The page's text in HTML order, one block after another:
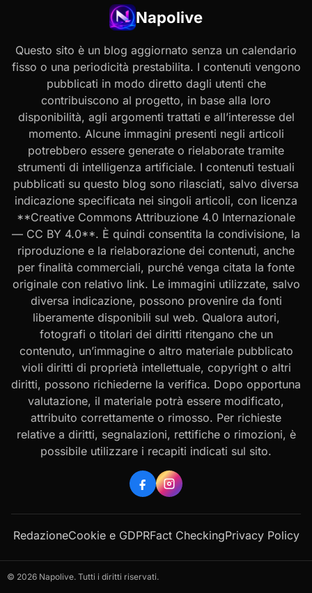
Napolive
Questo sito è un blog aggiornato senza un calendario
fisso o una periodicità prestabilita. I contenuti vengono
pubblicati in modo diretto dagli utenti che
contribuiscono al progetto, in base alla loro
disponibilità, agli argomenti trattati e all’interesse del
momento. Alcune immagini presenti negli articoli
potrebbero essere generate o rielaborate tramite
strumenti di intelligenza artificiale. I contenuti testuali
pubblicati su questo blog sono rilasciati, salvo diversa
indicazione specificata nei singoli articoli, con licenza
**Creative Commons Attribuzione 4.0 Internazionale
— CC BY 4.0**. È quindi consentita la condivisione, la
riproduzione e la rielaborazione dei contenuti, anche
per finalità commerciali, purché venga citata la fonte
originale con relativo link. Le immagini utilizzate, salvo
diversa indicazione, possono provenire da fonti
liberamente disponibili sul web. Qualora autori,
fotografi o titolari dei diritti ritengano che un
contenuto, un’immagine o altro materiale pubblicato
violi diritti di proprietà intellettuale, copyright o altri
diritti, possono richiederne la verifica. Dopo opportuna
valutazione, il materiale potrà essere modificato,
attribuito correttamente o rimosso. Per richieste
relative a diritti, segnalazioni, rettifiche o rimozioni, è
possibile utilizzare i recapiti indicati sul sito.
RedazioneCookie e GDPRFact CheckingPrivacy Policy
© 2026 Napolive. Tutti i diritti riservati.